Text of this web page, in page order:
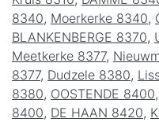
8340, Moerkerke 8340,
BLANKENBERGE 8370,
Meetkerke 8377,
8377, Dudzele 8380,
8380, OOSTENDE 8400,
8400, DE HAAN 8420,